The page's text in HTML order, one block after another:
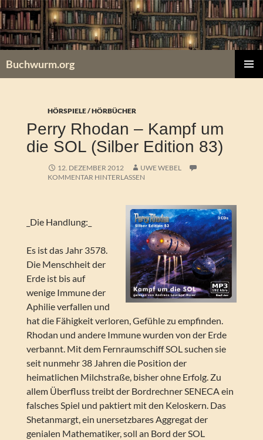
Zum
Inhalt
springen
Buchwurm.org
HÖRSPIELE / HÖRBÜCHER
Perry Rhodan – Kampf um
die SOL (Silber Edition 83)
12. DEZEMBER 2012
UWE WEBEL
KOMMENTAR HINTERLASSEN
_Die Handlung:_
Es ist das Jahr 3578.
Die Menschheit der
Erde ist bis auf
wenige Immune der
Aphilie verfallen und
hat die Fähigkeit verloren, Gefühle zu empfinden.
Rhodan und andere Immune wurden von der Erde
verbannt. Mit dem Fernraumschiff SOL suchen sie
seit nunmehr 38 Jahren die Position der
heimatlichen Milchstraße, bisher ohne Erfolg. Zu
allem Überfluss treibt der Bordrechner SENECA ein
falsches Spiel und paktiert mit den Keloskern. Das
Shetanmargt, ein unersetzbares Aggregat der
genialen Mathematiker, soll an Bord der SOL